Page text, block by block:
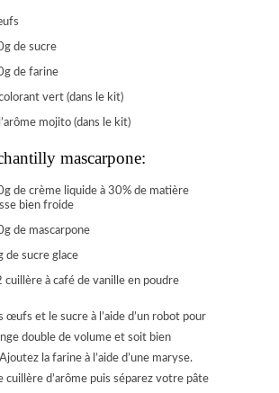
de sucre
de farine
vert (dans le kit)
mojito (dans le kit)
mascarpone:
de crème liquide à 30% de matière
bien froide
de mascarpone
de sucre glace
cuillère à café de vanille en poudre
œufs et le sucre à l’aide d’un robot pour
double de volume et soit bien
la farine à l’aide d’une maryse.
cuillère d’arôme puis séparez votre pâte